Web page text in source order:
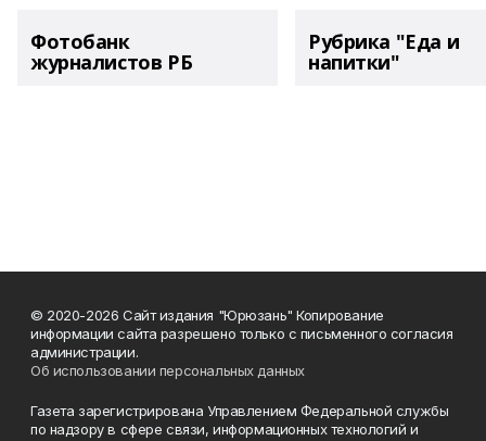
Фотобанк
журналистов РБ
Рубрика "Еда и
напитки"
© 2020-2026 Сайт издания "Юрюзань" Копирование
информации сайта разрешено только с письменного согласия
администрации.
Об использовании персональных данных
Газета зарегистрирована Управлением Федеральной службы
по надзору в сфере связи, информационных технологий и